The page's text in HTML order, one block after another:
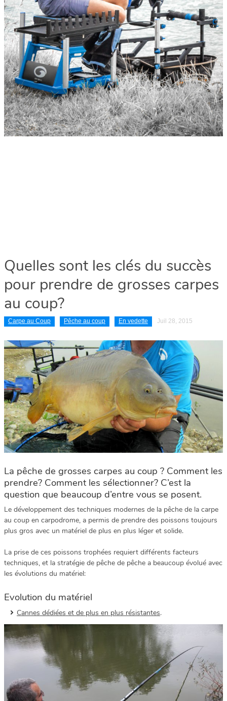
Quelles sont les clés du succès
pour prendre de grosses carpes
au coup?
Carpe au Coup Pêche au coup En vedette Juil 28, 2015
La pêche de grosses carpes au coup ? Comment les
prendre? Comment les sélectionner? C’est la
question que beaucoup d’entre vous se posent.
Le développement des techniques modernes de la pêche de la carpe
au coup en carpodrome, a permis de prendre des poissons toujours
plus gros avec un matériel de plus en plus léger et solide.
La prise de ces poissons trophées requiert différents facteurs
techniques, et la stratégie de pêche de pêche a beaucoup évolué avec
les évolutions du matériel:
Evolution du matériel
Cannes dédiées et de plus en plus résistantes.